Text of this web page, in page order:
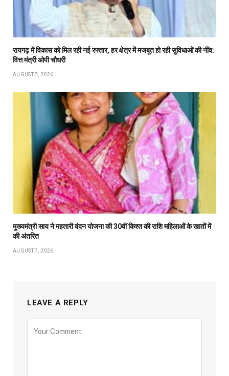
रायगढ़ में विकास को मिल रही नई रफ्तार, हर क्षेत्र में मजबूत हो रही सुविधाओं की नींव:
वित्त मंत्री ओपी चौधरी
AUGUST 7, 2026
मुख्यमंत्री साय ने महतारी वंदन योजना की 30वीं किश्त की राशि महिलाओं के खातों में
की अंतरित
AUGUST 7, 2026
LEAVE A REPLY